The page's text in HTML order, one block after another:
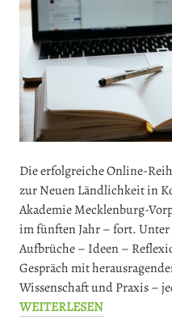
Die erfolgreiche Online-
zur Neuen Ländlichkeit in
Akademie Mecklenburg-
im fünften Jahr – fort.
Aufbrüche – Ideen –
Gespräch mit
Wissenschaft und Praxis –
WEITERLESEN